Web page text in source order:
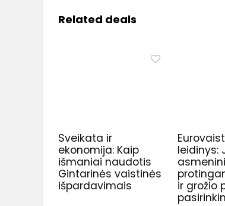
Related deals
Sveikata ir
ekonomija: Kaip
išmaniai naudotis
Gintarinės vaistinės
išpardavimais
leidinys:
ir grožio